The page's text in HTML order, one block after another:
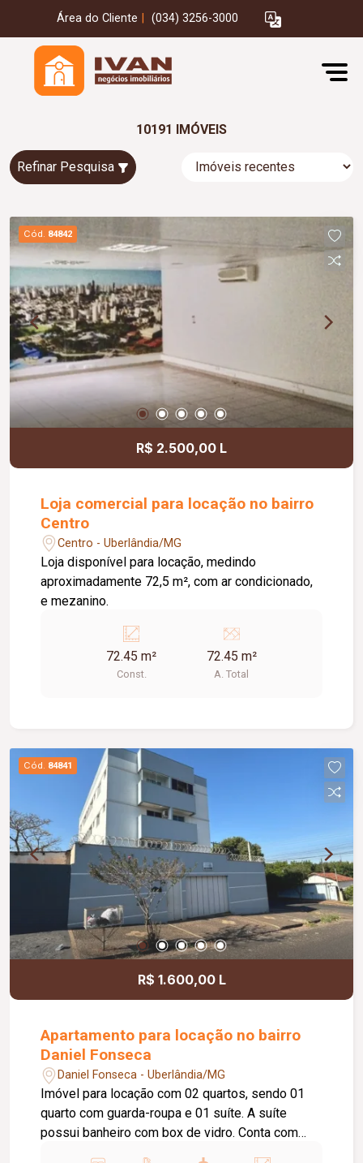
Área do Cliente (034) 3256-3000
10191 IMÓVEIS
Refinar Pesquisa
Cód. 84842
R$ 2.500,00 L
Loja comercial para locação no bairro
Centro
Centro - Uberlândia/MG
Loja disponível para locação, medindo
aproximadamente 72,5 m², com ar condicionado,
e mezanino.
72.45 m²
Const.
72.45 m²
A. Total
Cód. 84841
R$ 1.600,00 L
Apartamento para locação no bairro
Daniel Fonseca
Daniel Fonseca - Uberlândia/MG
Imóvel para locação com 02 quartos, sendo 01
quarto com guarda-roupa e 01 suíte. A suíte
possui banheiro com box de vidro. Conta com